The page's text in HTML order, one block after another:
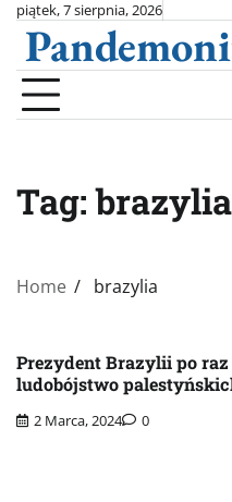
Skip
content
piątek, 7 sierpnia, 2026
Tag:brazylia
Home brazylia
Prezydent Brazylii po
ludobójstwo
2 Marca, 2024 0